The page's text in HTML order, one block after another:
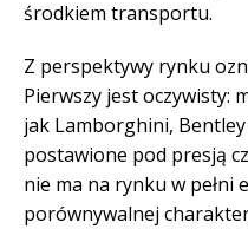
środkiem transportu.
Z perspektywy rynku
Pierwszy jest oczywisty:
jak Lamborghini,
postawione pod presją
nie ma na rynku w pełni
porównywalnej